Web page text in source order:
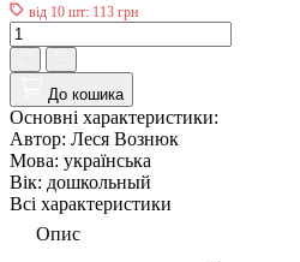
від 10 шт: 113 грн
До кошика
Основні характеристики:
Автор: Леся Вознюк
Мова: українська
Вік: дошкольный
Всі характеристики
Опис